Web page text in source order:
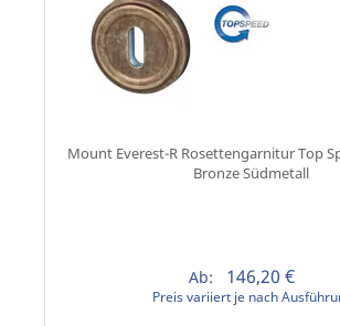
Mount Everest-R Rosettengarnitur Top
Bronze Südmetall
Ab: 146,20 €
Preis variiert je nach